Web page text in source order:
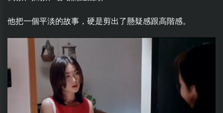
他把一個平淡的故事，硬是剪出了懸疑感跟高階感。